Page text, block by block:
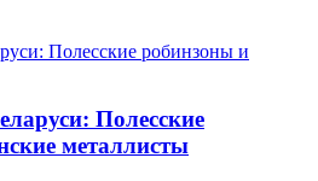
Полесские
металлисты